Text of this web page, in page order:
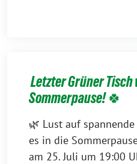
Letzter Grüner Tisch
Sommerpause! 🍀
🌿 Lust auf
es in die
am 25. Juli um 19:00